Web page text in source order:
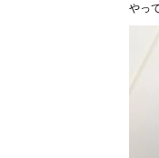
やっ